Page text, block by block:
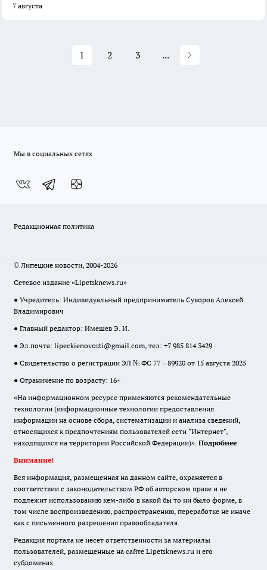
7 августа
1 2 3 ...
Мы в социальных сетях
Редакционная политика
© Липецкие новости, 2004-2026
Сетевое издание «Lipetsknews.ru»
● Учредитель: Индивидуальный предприниматель Суворов Алексей
Владимирович
● Главный редактор: Имешев Э. И.
● Эл.почта: lipeckienovosti@gmail.com, тел: +7 985 814 3429
● Свидетельство о регистрации ЭЛ № ФС 77 – 89920 от 15 августа 2025
● Ограничение по возрасту: 16+
«На информационном ресурсе применяются рекомендательные
технологии (информационные технологии предоставления
информации на основе сбора, систематизации и анализа сведений,
относящихся к предпочтениям пользователей сети "Интернет",
находящихся на территории Российской Федерации)». Подробнее
Внимание!
Вся информация, размещенная на данном сайте, охраняется в
соответствии с законодательством РФ об авторском праве и не
подлежит использованию кем-либо в какой бы то ни было форме, в
том числе воспроизведению, распространению, переработке не иначе
как с письменного разрешения правообладателя.
Редакция портала не несет ответственности за материалы
пользователей, размещенные на сайте Lipetsknews.ru и его
субдоменах.